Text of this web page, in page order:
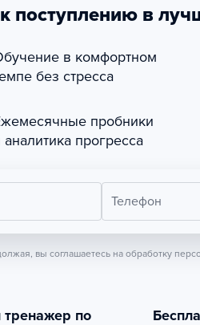
поступлению в
в комфортном
без стресса
пробники
аналитика прогресса
Телефон
вы соглашаетесь на обработку
тренажер по